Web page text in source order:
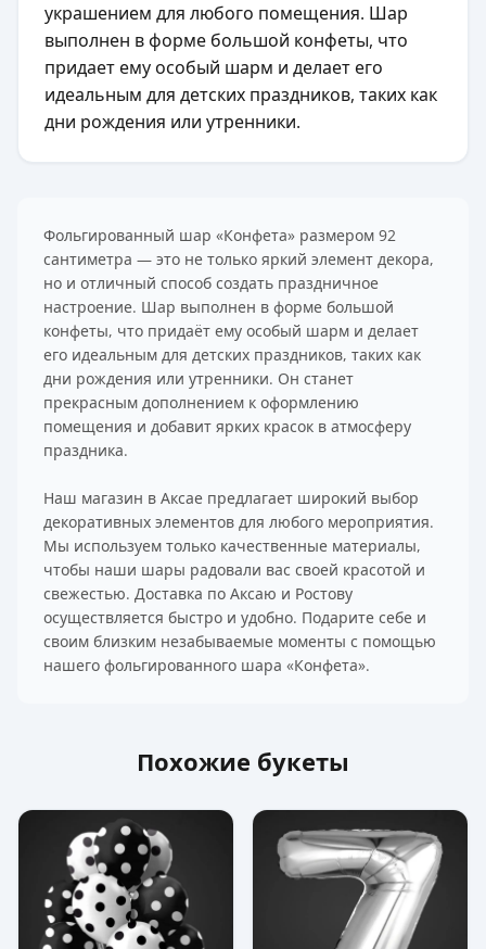
украшением для любого помещения. Шар
выполнен в форме большой конфеты, что
придает ему особый шарм и делает его
идеальным для детских праздников, таких как
дни рождения или утренники.
Фольгированный шар «Конфета» размером 92
сантиметра — это не только яркий элемент декора,
но и отличный способ создать праздничное
настроение. Шар выполнен в форме большой
конфеты, что придаёт ему особый шарм и делает
его идеальным для детских праздников, таких как
дни рождения или утренники. Он станет
прекрасным дополнением к оформлению
помещения и добавит ярких красок в атмосферу
праздника.
Наш магазин в Аксае предлагает широкий выбор
декоративных элементов для любого мероприятия.
Мы используем только качественные материалы,
чтобы наши шары радовали вас своей красотой и
свежестью. Доставка по Аксаю и Ростову
осуществляется быстро и удобно. Подарите себе и
своим близким незабываемые моменты с помощью
нашего фольгированного шара «Конфета».
Похожие букеты